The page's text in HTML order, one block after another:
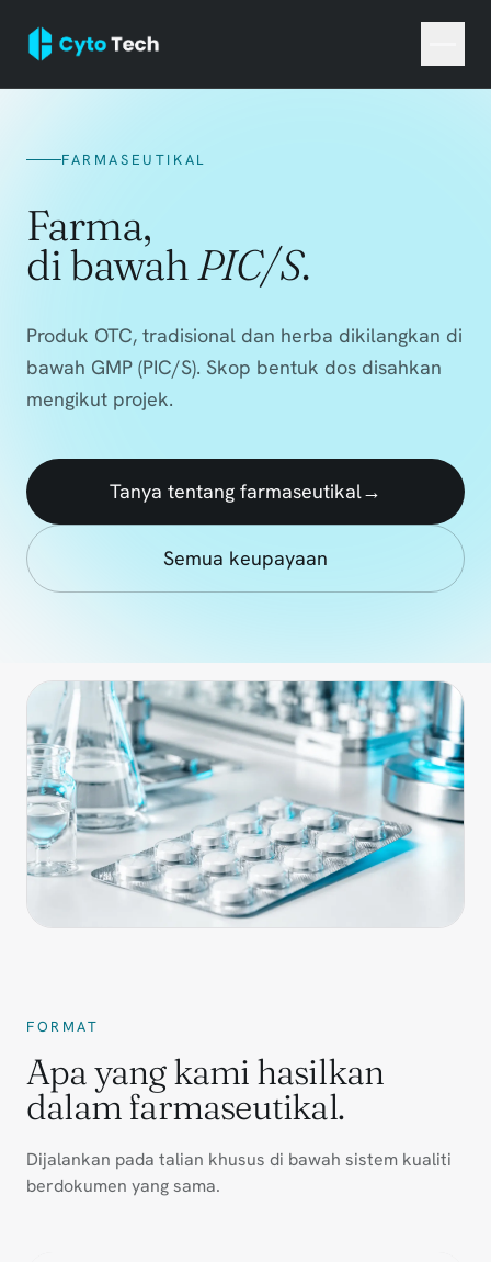
FARMASEUTIKAL
Farma,
di bawahPIC/S.
Produk OTC, tradisional dan herba dikilangkan di
bawah GMP (PIC/S). Skop bentuk dos disahkan
mengikut projek.
Tanya tentang farmaseutikal→
Semua keupayaan
FORMAT
Apa yang kami hasilkan
dalam farmaseutikal.
Dijalankan pada talian khusus di bawah sistem kualiti
berdokumen yang sama.